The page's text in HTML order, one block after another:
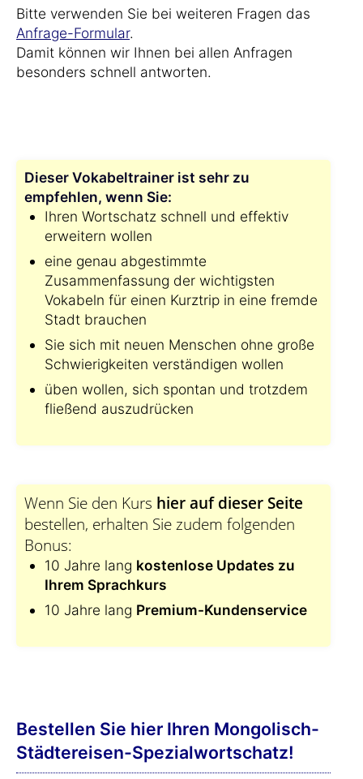
Bitte verwenden Sie bei weiteren Fragen das
Anfrage-Formular.
Damit können wir Ihnen bei allen Anfragen
besonders schnell antworten.
Dieser Vokabeltrainer ist sehr zu
empfehlen, wenn Sie:
Ihren Wortschatz schnell und effektiv
erweitern wollen
eine genau abgestimmte
Zusammenfassung der wichtigsten
Vokabeln für einen Kurztrip in eine fremde
Stadt brauchen
Sie sich mit neuen Menschen ohne große
Schwierigkeiten verständigen wollen
üben wollen, sich spontan und trotzdem
fließend auszudrücken
Wenn Sie den Kurs hier auf dieser Seite
bestellen, erhalten Sie zudem folgenden
Bonus:
10 Jahre lang kostenlose Updates zu
Ihrem Sprachkurs
10 Jahre lang Premium-Kundenservice
Bestellen Sie hier Ihren Mongolisch-
Städtereisen-Spezialwortschatz!